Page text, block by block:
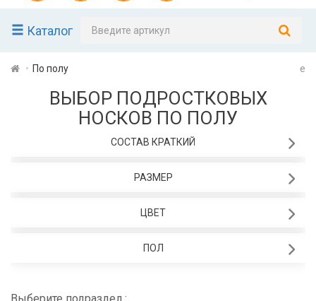
Каталог
По полу e
ВЫБОР ПОДРОСТКОВЫХ
НОСКОВ ПО ПОЛУ
СОСТАВ КРАТКИЙ
РАЗМЕР
ЦВЕТ
ПОЛ